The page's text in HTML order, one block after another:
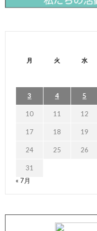
月 火 水
3 4 5
10 11 12
17 18 19
24 25 26
31
« 7月